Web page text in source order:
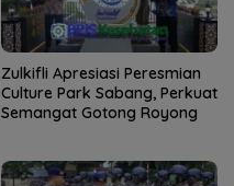
Zulkifli Apresiasi Peresmian
Culture Park Sabang, Perkuat
Semangat Gotong Royong